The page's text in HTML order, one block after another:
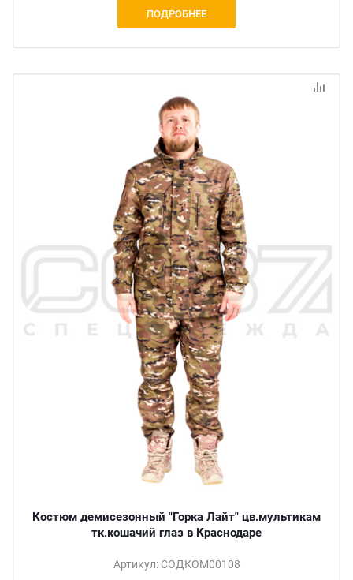
ПОДРОБНЕЕ
Костюм демисезонный "Горка Лайт" цв.мультикам
тк.кошачий глаз в Краснодаре
Артикул: СОДКОМ00108